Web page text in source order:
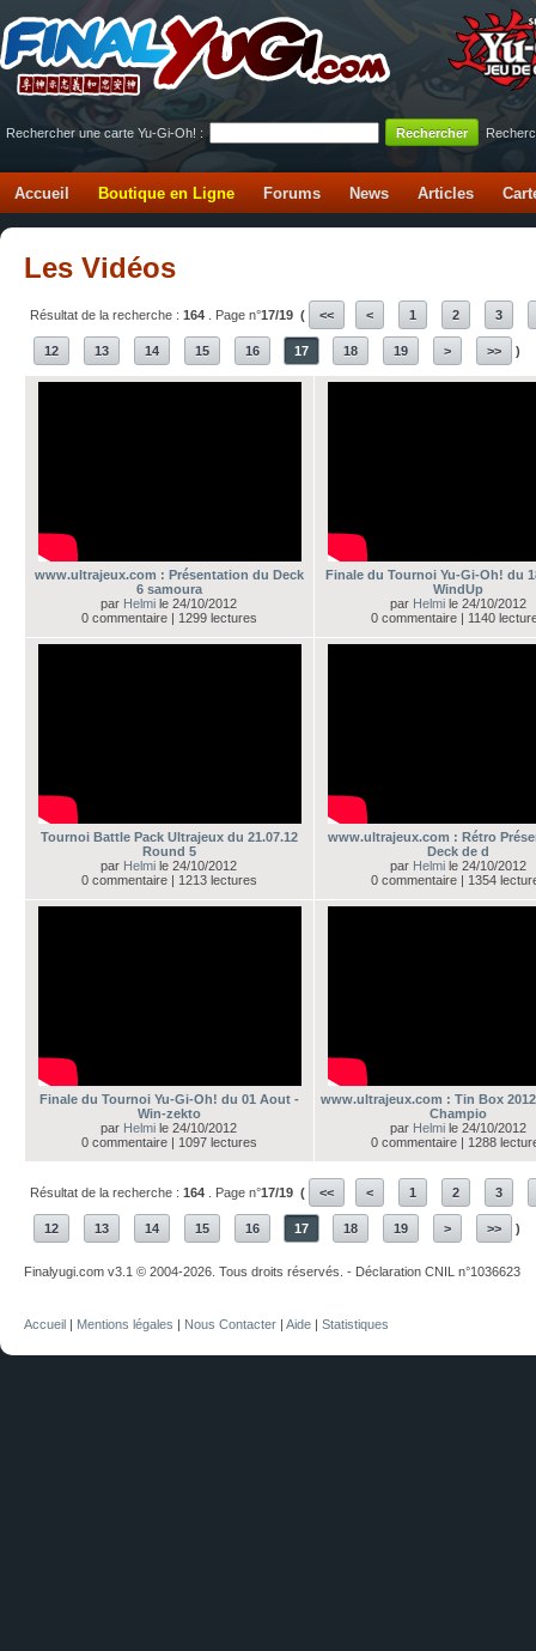
Rechercher une carte Yu-Gi-Oh! :
Accueil Boutique en Ligne Forums News Articles
Les Vidéos
Résultat de la recherche : 164 . Page n°17/19 ( << < 1 2 3
12 13 14 15 16 17 18 19 > >> )
www.ultrajeux.com : Présentation du Deck
6 samoura
par Helmi le 24/10/2012
0 commentaire | 1299 lectures
Finale du Tournoi Yu-Gi-Oh! du
WindUp
par Helmi le 24/10/2012
0 commentaire | 1140
Tournoi Battle Pack Ultrajeux du 21.07.12
Round 5
par Helmi le 24/10/2012
0 commentaire | 1213 lectures
www.ultrajeux.com : Rétro
Deck de d
par Helmi le 24/10/2012
0 commentaire | 1354
Finale du Tournoi Yu-Gi-Oh! du 01 Aout -
Win-zekto
par Helmi le 24/10/2012
0 commentaire | 1097 lectures
www.ultrajeux.com : Tin Box 2012
Champio
par Helmi le 24/10/2012
0 commentaire | 1288
Résultat de la recherche : 164 . Page n°17/19 ( << < 1 2 3
12 13 14 15 16 17 18 19 > >> )
Finalyugi.com v3.1 © 2004-2026. Tous droits réservés. - Déclaration CNIL n°1036623
Accueil | Mentions légales | Nous Contacter | Aide | Statistiques